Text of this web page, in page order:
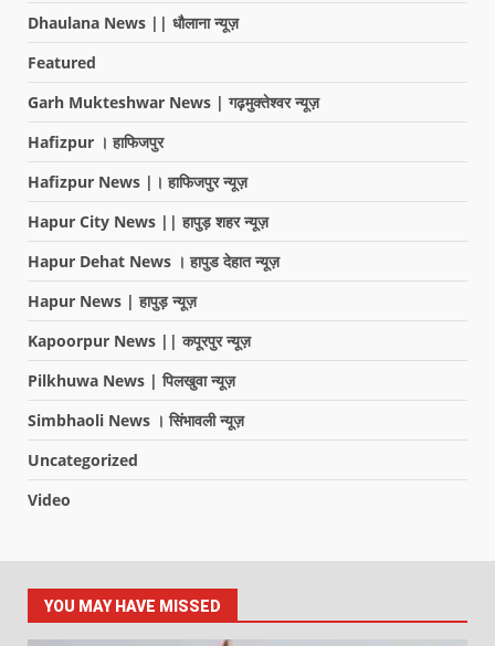
Dhaulana News || धौलाना न्यूज़
Featured
Garh Mukteshwar News | गढ़मुक्तेश्वर न्यूज़
Hafizpur । हाफिजपुर
Hafizpur News |। हाफिजपुर न्यूज़
Hapur City News || हापुड़ शहर न्यूज़
Hapur Dehat News । हापुड देहात न्यूज़
Hapur News | हापुड़ न्यूज़
Kapoorpur News || कपूरपुर न्यूज़
Pilkhuwa News | पिलखुवा न्यूज़
Simbhaoli News । सिंभावली न्यूज़
Uncategorized
Video
YOU MAY HAVE MISSED